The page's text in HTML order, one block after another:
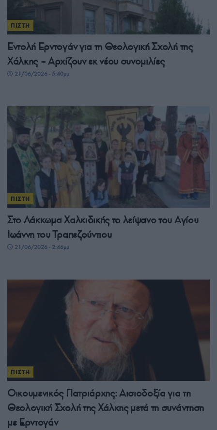
ΠΙΣΤΗ
Εντολή Ερντογάν για τη Θεολογική Σχολή της
Χάλκης – Αρχίζουν εκ νέου συνομιλίες
21/06/2026 - 5:40μμ
ΠΙΣΤΗ
Στο Λάκκωμα Χαλκιδικής το λείψανο του Αγίου
Ιωάννη του Τραπεζούντιου
21/06/2026 - 2:46μμ
ΠΙΣΤΗ
Οικουμενικός Πατριάρχης: Αισιοδοξία για τη
Θεολογική Σχολή της Χάλκης μετά τη συνάντηση
με Ερντογάν